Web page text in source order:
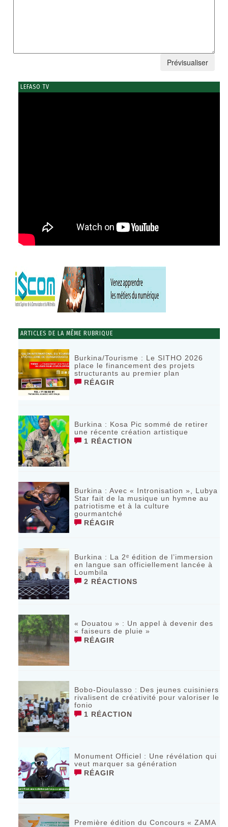
LEFASO TV
ARTICLES DE LA MÊME RUBRIQUE
Burkina/Tourisme : Le SITHO 2026
place le financement des projets
structurants au premier plan
RÉAGIR
Burkina : Kosa Pic sommé de retirer
une récente création artistique
1 RÉACTION
Burkina : Avec « Intronisation », Lubya
Star fait de la musique un hymne au
patriotisme et à la culture
gourmantché
RÉAGIR
Burkina : La 2ᵉ édition de l’immersion
en langue san officiellement lancée à
Loumbila
2 RÉACTIONS
« Douatou » : Un appel à devenir des
« faiseurs de pluie »
RÉAGIR
Bobo-Dioulasso : Des jeunes cuisiniers
rivalisent de créativité pour valoriser le
fonio
1 RÉACTION
Monument Officiel : Une révélation qui
veut marquer sa génération
RÉAGIR
‎Première édition du Concours « ZAMA